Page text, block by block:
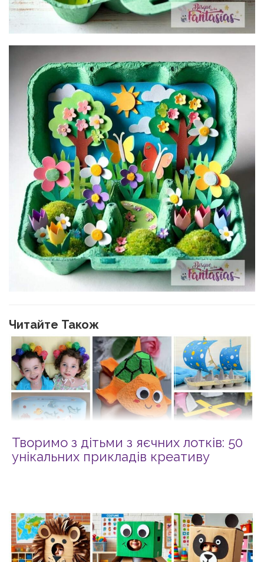
Читайте Також
Творимо з дітьми з яєчних лотків: 50
унікальних прикладів креативу